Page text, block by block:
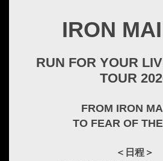
IRON
RUN FOR YOUR
TOUR
FROM IRON
TO FEAR OF
＜日程＞